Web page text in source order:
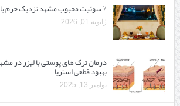
7 سوئیت محبوب مشهد نزدیک حرم با غذا و نظر مسافران
ژانویه 01, 2026
درمان ترک های پوستی با لیزر در
بهبود قطعی استریا
نوامبر 13, 2025